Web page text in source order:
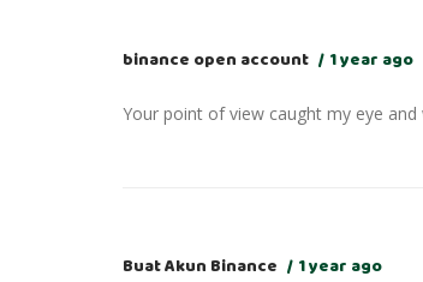
binance open account 1 year ago
Your point of view caught my eye
Buat Akun Binance 1 year ago